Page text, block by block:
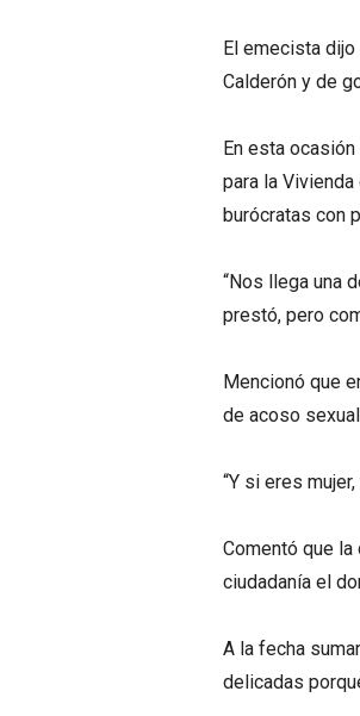
El emecista
Calderón y de
En esta
para la
burócratas con
“Nos llega una
prestó, pero
Mencionó que
de acoso
“Y si eres
Comentó que
ciudadanía el
A la fecha
delicadas